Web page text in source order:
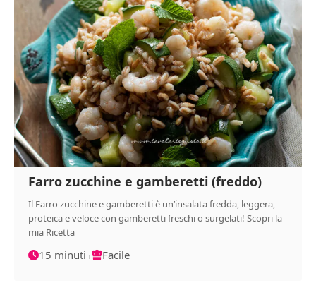
Farro zucchine e gamberetti (freddo)
Il Farro zucchine e gamberetti è un’insalata fredda, leggera,
proteica e veloce con gamberetti freschi o surgelati! Scopri la
mia Ricetta
15 minuti Facile